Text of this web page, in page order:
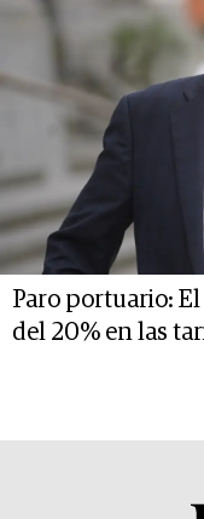
Paro portuario:
del 20% en las